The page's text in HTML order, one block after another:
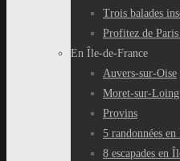
Trois balades
Profitez de
En Île-de-France
Auvers-sur-Oise
Moret-sur-Loing
Provins
5 randonnées
8 escapades en